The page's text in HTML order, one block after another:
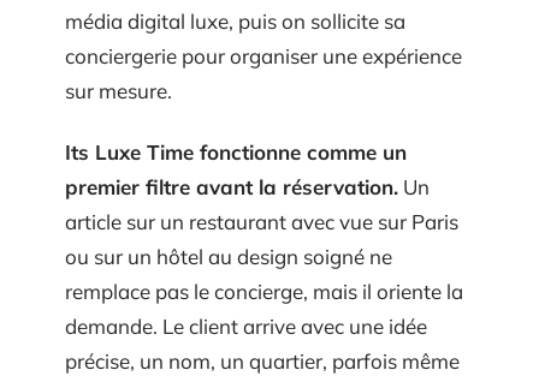
média digital luxe, puis on sollicite sa
conciergerie pour organiser une expérience
sur mesure.
Its Luxe Time fonctionne comme un
premier filtre avant la réservation. Un
article sur un restaurant avec vue sur Paris
ou sur un hôtel au design soigné ne
remplace pas le concierge, mais il oriente la
demande. Le client arrive avec une idée
précise, un nom, un quartier, parfois même